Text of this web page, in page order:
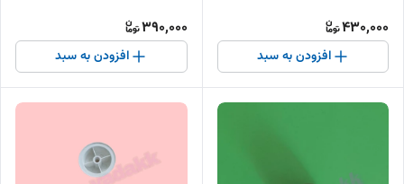
430,000
افزودن به سبد
390,000
افزودن به سبد